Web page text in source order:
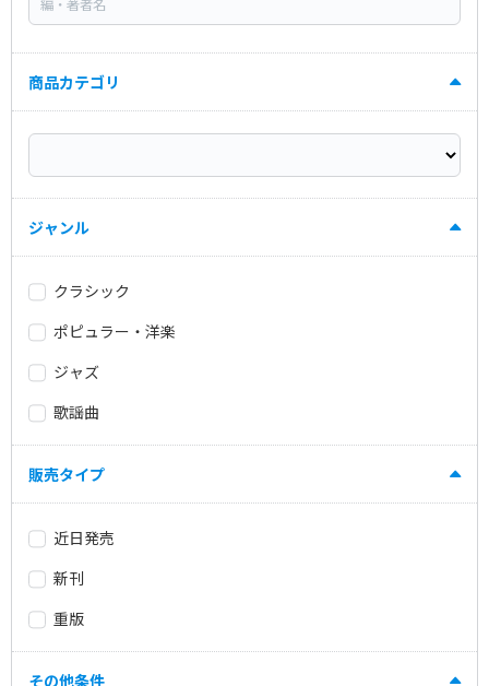
商品カテゴリ
ジャンル
クラシック
ポピュラー・洋楽
ジャズ
歌謡曲
販売タイプ
近日発売
新刊
重版
その他条件